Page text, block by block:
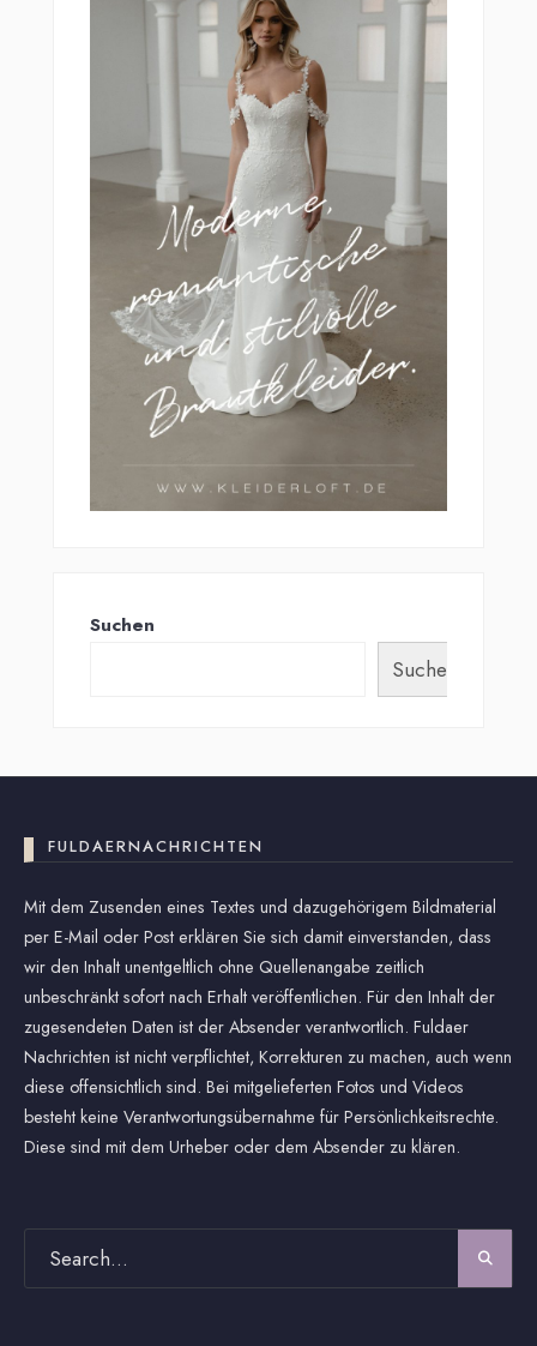
Suchen
Suchen
FULDAERNACHRICHTEN
Mit dem Zusenden eines Textes und dazugehörigem Bildmaterial
per E-Mail oder Post erklären Sie sich damit einverstanden, dass
wir den Inhalt unentgeltlich ohne Quellenangabe zeitlich
unbeschränkt sofort nach Erhalt veröffentlichen. Für den Inhalt der
zugesendeten Daten ist der Absender verantwortlich. Fuldaer
Nachrichten ist nicht verpflichtet, Korrekturen zu machen, auch wenn
diese offensichtlich sind. Bei mitgelieferten Fotos und Videos
besteht keine Verantwortungsübernahme für Persönlichkeitsrechte.
Diese sind mit dem Urheber oder dem Absender zu klären.